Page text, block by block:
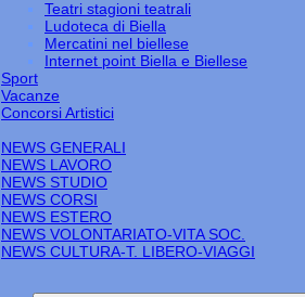
Teatri stagioni teatrali
Ludoteca di Biella
Mercatini nel biellese
Internet point Biella e Biellese
Sport
Vacanze
Concorsi Artistici
NEWS GENERALI
NEWS LAVORO
NEWS STUDIO
NEWS CORSI
NEWS ESTERO
NEWS VOLONTARIATO-VITA SOC.
NEWS CULTURA-T. LIBERO-VIAGGI